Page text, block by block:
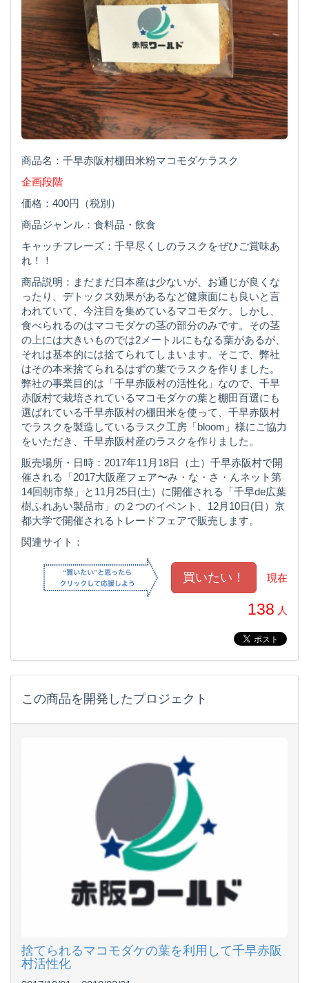
商品名：千早赤阪村棚田米粉マコモダケラスク
企画段階
価格：400円（税別）
商品ジャンル：食料品・飲食
キャッチフレーズ：千早尽くしのラスクをぜひご賞味あ
れ！！
商品説明：まだまだ日本産は少ないが、お通じが良くな
ったり、デトックス効果があるなど健康面にも良いと言
われていて、今注目を集めているマコモダケ。しかし、
食べられるのはマコモダケの茎の部分のみです。その茎
の上には大きいものでは2メートルにもなる葉があるが、
それは基本的には捨てられてしまいます。そこで、弊社
はその本来捨てられるはずの葉でラスクを作りました。
弊社の事業目的は「千早赤阪村の活性化」なので、千早
赤阪村で栽培されているマコモダケの葉と棚田百選にも
選ばれている千早赤阪村の棚田米を使って、千早赤阪村
でラスクを製造しているラスク工房「bloom」様にご協力
をいただき、千早赤阪村産のラスクを作りました。
販売場所・日時：2017年11月18日（土）千早赤阪村で開
催される「2017大阪産フェア〜み・な・さ・んネット第
14回朝市祭」と11月25日(土）に開催される「千早de広葉
樹ふれあい製品市」の２つのイベント、12月10日(日）京
都大学で開催されるトレードフェアで販売します。
関連サイト：
現在
138 人
この商品を開発したプロジェクト
捨てられるマコモダケの葉を利用して千早赤阪
村活性化